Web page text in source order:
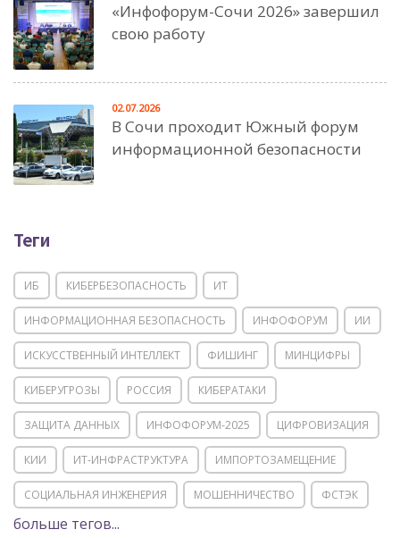
«Инфофорум-Сочи 2026» завершил
свою работу
В Сочи проходит Южный форум
информационной безопасности
02.07.2026
Теги
ИБ КИБЕРБЕЗОПАСНОСТЬ ИТ
ИНФОРМАЦИОННАЯ БЕЗОПАСНОСТЬ ИНФОФОРУМ ИИ
ИСКУССТВЕННЫЙ ИНТЕЛЛЕКТ ФИШИНГ МИНЦИФРЫ
КИБЕРУГРОЗЫ РОССИЯ КИБЕРАТАКИ
ЗАЩИТА ДАННЫХ ИНФОФОРУМ-2025 ЦИФРОВИЗАЦИЯ
КИИ ИТ-ИНФРАСТРУКТУРА ИМПОРТОЗАМЕЩЕНИЕ
СОЦИАЛЬНАЯ ИНЖЕНЕРИЯ МОШЕННИЧЕСТВО ФСТЭК
POSITIVE TECHNOLOGIES
больше тегов...